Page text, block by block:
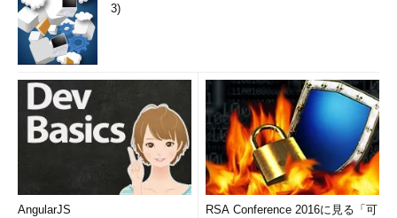
3)
AngularJS
RSA Conference 2016に見る「可